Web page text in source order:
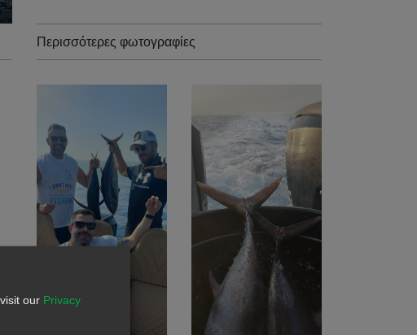
Περισσότερες φωτογραφίες
our Privacy